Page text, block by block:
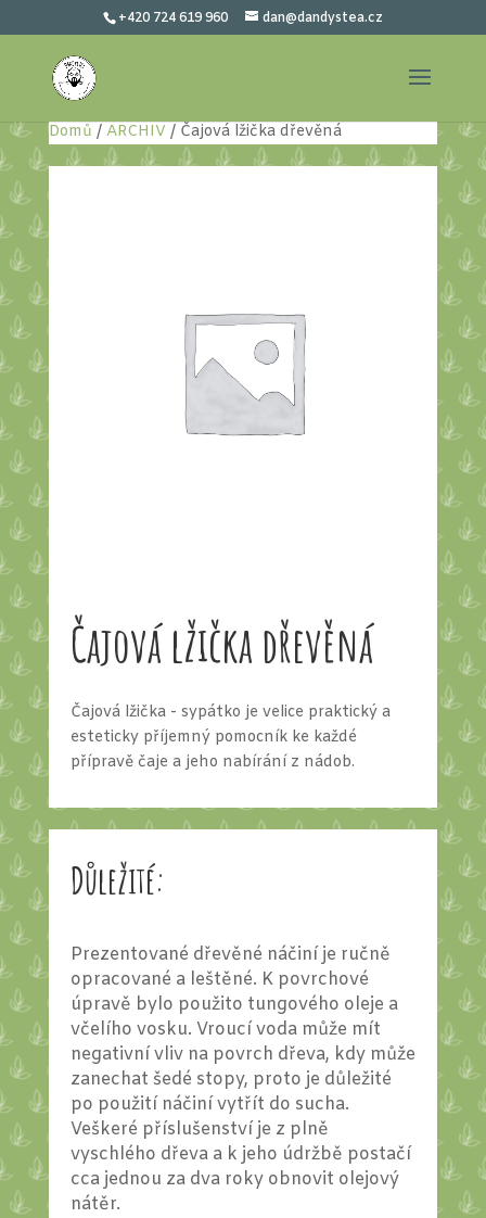
+420 724 619 960 dan@dandystea.cz
Domů / ARCHIV / Čajová lžička dřevěná
Čajová lžička dřevěná
Čajová lžička - sypátko je velice praktický a
esteticky příjemný pomocník ke každé
přípravě čaje a jeho nabírání z nádob.
Důležité:
Prezentované dřevěné náčiní je ručně
opracované a leštěné. K povrchové
úpravě bylo použito tungového oleje a
včelího vosku. Vroucí voda může mít
negativní vliv na povrch dřeva, kdy může
zanechat šedé stopy, proto je důležité
po použití náčiní vytřít do sucha.
Veškeré příslušenství je z plně
vyschlého dřeva a k jeho údržbě postačí
cca jednou za dva roky obnovit olejový
nátěr.